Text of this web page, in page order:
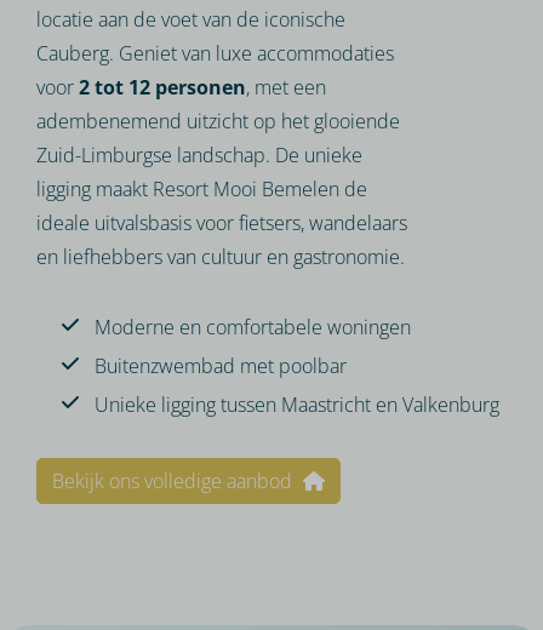
locatie aan de voet van de iconische
Cauberg. Geniet van luxe accommodaties
voor2 tot 12 personen, met een
adembenemend uitzicht op het glooiende
Zuid-Limburgse landschap. De unieke
ligging maakt Resort Mooi Bemelen de
ideale uitvalsbasis voor fietsers, wandelaars
en liefhebbers van cultuur en gastronomie.
Moderne en comfortabele woningen
Buitenzwembad met poolbar
Unieke ligging tussen Maastricht en Valkenburg
Bekijk ons volledige aanbod